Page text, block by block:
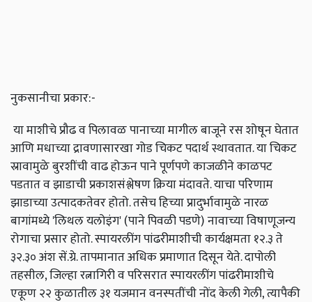
नुकसानीचा प्रकार:-
या माशीचे प्रौढ व पिलावळ पानाच्या मागील बाजूने रस शोषून घेतात
आणि मधाच्या द्रावणासारखा गोड चिकट पदार्थ स्थावतात. या चिकट
स्रावामुळे बुरशींची वाढ होऊन पाने पूर्णपणे काजळीने काळपट
पडतात व झाडाची प्रकाशसंश्लेषण क्रिया मंदावते. याचा परिणाम
झाडाच्या उत्पादकतेवर होतो. तसेच हिच्या प्रादुर्भावामुळे नारळ
बागांमध्ये 'लिथल यलोइंग' (पाने पिवळी पडणे) नावाच्या विषाणूजन्य
रोगाचा प्रसार होतो. स्पायरलींग पांढरीमाशीची कार्यक्षमता १२.३ ते
३२.३० अंश सें.ग्रे. तापमानात अधिक प्रमाणात दिसून येते. दापोली
तहसील, जिल्हा रत्नागिरी व परिसरात स्पायरलींग पांढरीमाशीचे
एकूण २२ कुळातील ३१ यजमान वनस्पतींची नोंद केली गेली, त्यापैकी